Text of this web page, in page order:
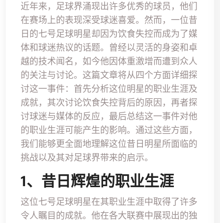
近年来，足球界涌现出许多优秀的球员，他们
在赛场上的表现深受球迷喜爱。然而，一位昔
日的七号足球明星却因为饮食失控而成为了媒
体和球迷热议的话题。曾经以灵活的身姿和卓
越的技术闻名，如今他因体重激增而遭到众人
的关注与讨论。这篇文章将从四个方面详细探
讨这一事件：首先分析这位明星的职业生涯及
成就，其次讨论饮食失控背后的原因，再者探
讨球迷与媒体的反应，最后总结这一事件对他
的职业生涯可能产生的影响。通过这些方面，
我们能够更全面地理解这位昔日明星所面临的
挑战以及其对足球界带来的启示。
1、昔日辉煌的职业生涯
这位七号足球明星在其职业生涯中取得了许多
令人瞩目的成就。他在各大联赛中展现出的独